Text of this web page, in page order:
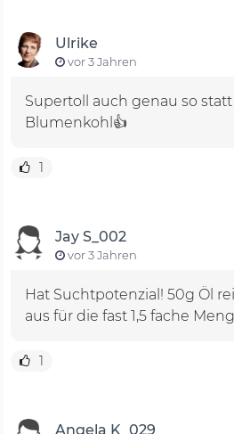
Ulrike
vor 3 Jahren
Supertoll auch genau so
Blumenkohl👍
1
Jay S_002
vor 3 Jahren
Hat Suchtpotenzial! 50g Öl
aus für die fast 1,5 fache
1
Angela K_029